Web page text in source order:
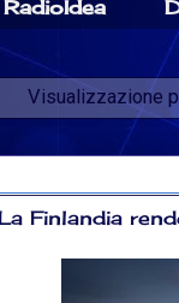
RadioIdea
Visualizzazione
Finlandia